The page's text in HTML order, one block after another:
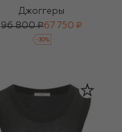
Джоггеры
96 800 ₽67 750 ₽
-30%